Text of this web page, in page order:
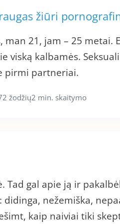
žiūri
21, jam – 25 metai.
viską kalbamės.
pirmi partneriai.
žodžių2 min. skaitymo
Tad gal apie ją ir
nežemiška,
kaip naiviai tiki